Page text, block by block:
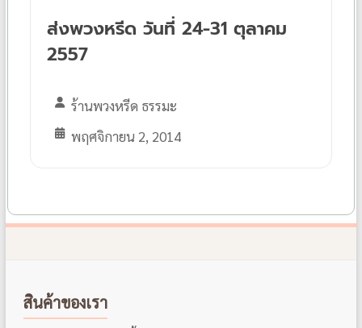
ส่งพวงหรีด วันที่ 24-31 ตุลาคม
2557
ร้านพวงหรีด ธรรมะ
พฤศจิกายน 2, 2014
สินค้าของเรา